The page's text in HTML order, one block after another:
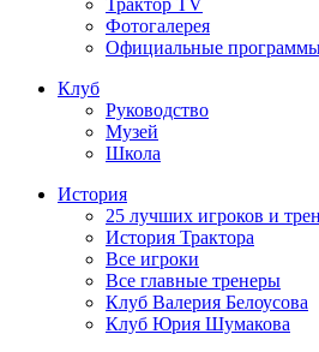
Фотогалерея
Официальные
Клуб
Руководство
Музей
Школа
История
25 лучших игроков и
История Трактора
Все игроки
Все главные тренеры
Клуб Валерия Белоусова
Клуб Юрия Шумакова